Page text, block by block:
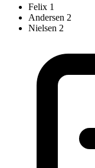
Felix 1
Andersen 2
Nielsen 2